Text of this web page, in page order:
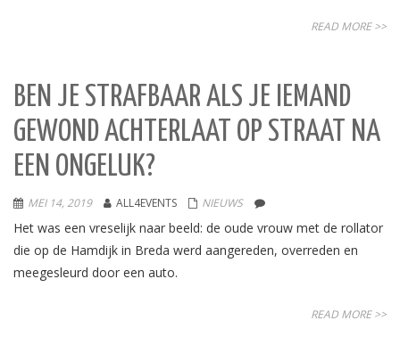
READ MORE >>
BEN JE STRAFBAAR ALS JE IEMAND
GEWOND ACHTERLAAT OP STRAAT NA
EEN ONGELUK?
MEI 14, 2019 ALL4EVENTS NIEUWS
Het was een vreselijk naar beeld: de oude vrouw met de rollator
die op de Hamdijk in Breda werd aangereden, overreden en
meegesleurd door een auto.
READ MORE >>